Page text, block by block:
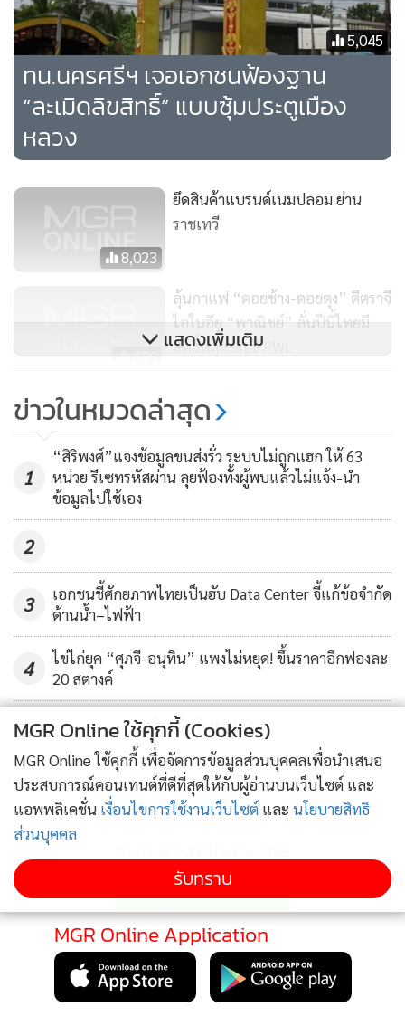
และภาคเอกชนเจ้าของสิทธิ์ ซึ่งมั่นใจว่าจะเป็นต้นทุนในการผลัก
ดันให้สหรัฐฯ ถอดไทยออกจากบัญชี PWL ในอนาคต
ในปีนี้มีประเทศที่สหรัฐฯ จัดอยู่ในบัญชีประเทศที่ต้องจับตามอง
(WL) จำนวน 27 ประเทศ ลดลงจากปี 2556 ที่มีจำนวน 30
ประเทศ โดยมี 3 ประเทศ ได้แก่ อิสราเอล อิตาลี และฟิลิปปินส์
ปราบปรามการละเมิดทรัพย์สินทางปัญญาอย่างจริงจัง และมี
การออกกฎหมายสำคัญสำเร็จ เช่น อิตาลีออกกฎหมายปราบ
ปรามการละเมิดลิขสิทธิ์ทางอินเทอร์เน็ต ทำให้มีกระบวนการ
บัตร และฟิลิปปินส์ปรับแก้ไขเรื่องกฎหมายโดยใช้มาตรการทาง
แพ่ง และการบริหารในการลงโทษผู้กระทำผิดกฎหมายทรัพย์สิน
ทางปัญญาให้มีประสิทธิภาพมากขึ้น
5,045
ทน.นครศรีฯ เจอเอกชนฟ้องฐาน
“ละเมิดลิขสิทธิ์” แบบซุ้มประตูเมือง
หลวง
8,023
ยึดสินค้าแบรนด์เนมปลอม ย่าน
ราชเทวี
699
ลุ้นกาแฟ “ดอยช้าง-ดอยตุง” ตีตราจี
ไอในอียู “พาณิชย์” ลั่นปีนี้ไทยมี
สิทธิ์หลุดบัญชี PWL
1,393
หนังปลอม เหตุผิดกฎหมาย แถมอาจ
เจอไวรัสและสปายแวร์ฉกข้อมูล
แสดงเพิ่มเติม
ข่าวในหมวดล่าสุด
1
“สิริพงศ์”แจงข้อมูลขนส่งรั่ว ระบบไม่ถูกแฮก ให้ 63
หน่วย รีเซทรหัสผ่าน ลุยฟ้องทั้งผู้พบแล้วไม่แจ้ง-นำ
ข้อมูลไปใช้เอง
2
3
เอกชนชี้ศักยภาพไทยเป็นฮับ Data Center จี้แก้ข้อจำกัด
ด้านน้ำ–ไฟฟ้า
4
ไข่ไก่ยุค “ศุภจี-อนุทิน” แพงไม่หยุด! ขึ้นราคาอีกฟองละ
20 สตางค์
ข่าวอื่นในหมวด
MGR Online Application
MGR Online ใช้คุกกี้ (Cookies)
MGR Online ใช้คุกกี้ เพื่อจัดการข้อมูลส่วนบุคคลเพื่อนำเสนอ
ประสบการณ์คอนเทนต์ที่ดีที่สุดให้กับผู้อ่านบนเว็บไซต์ และ
แอพพลิเคชั่น เงื่อนไขการใช้งานเว็บไซต์ และ นโยบายสิทธิ
ส่วนบุคคล
รับทราบ